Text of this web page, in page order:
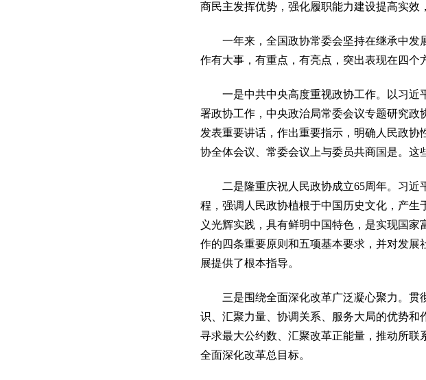
商民主发挥优势，强化履职能力建设提高实效
一年来，全国政协常委会坚持在继承中发
作有大事，有重点，有亮点，突出表现在四个
一是中共中央高度重视政协工作。以习近
署政协工作，中央政治局常委会议专题研究
发表重要讲话，作出重要指示，明确人民政
协全体会议、常委会议上与委员共商国是。这
二是隆重庆祝人民政协成立65周年。习近
程，强调人民政协植根于中国历史文化，产
义光辉实践，具有鲜明中国特色，是实现国
作的四条重要原则和五项基本要求，并对发
展提供了根本指导。
三是围绕全面深化改革广泛凝心聚力。贯
识、汇聚力量、协调关系、服务大局的优势和
寻求最大公约数、汇聚改革正能量，推动所
全面深化改革总目标。